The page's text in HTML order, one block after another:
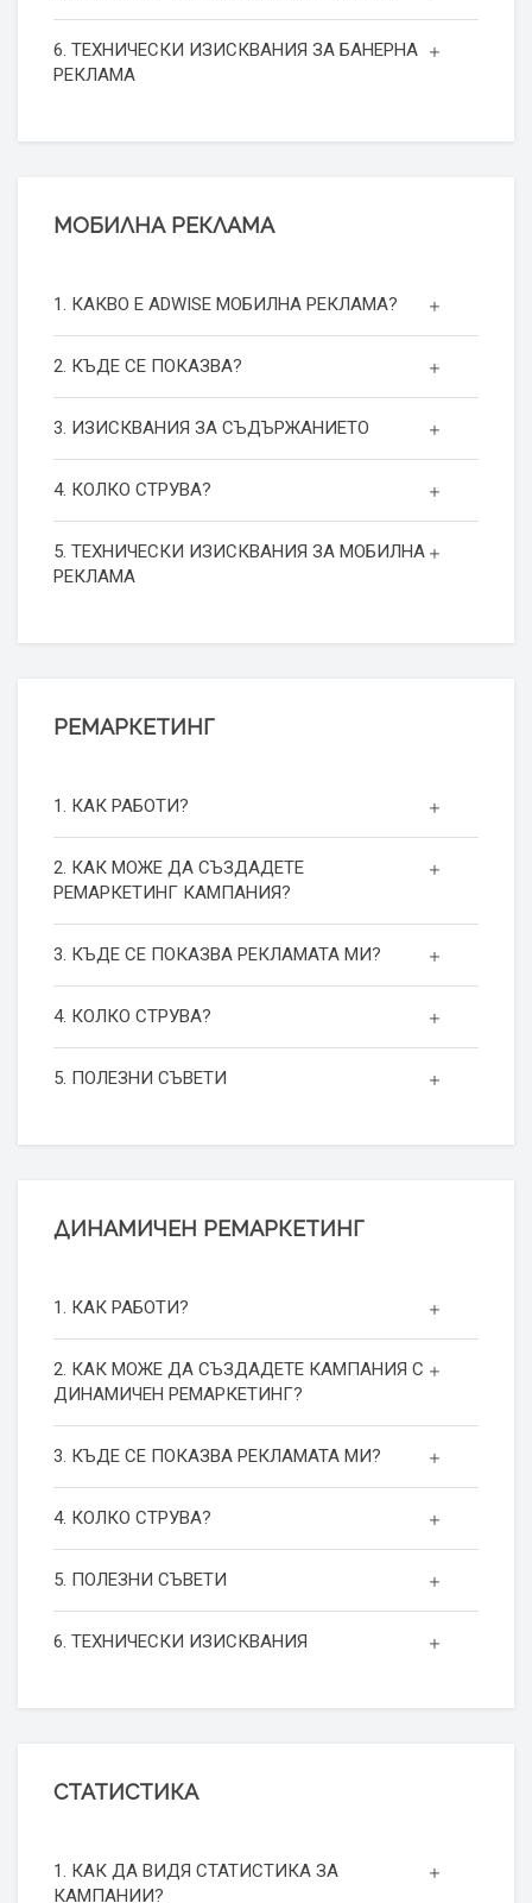
6. ТЕХНИЧЕСКИ ИЗИСКВАНИЯ ЗА БАНЕРНА
РЕКЛАМА
МОБИЛНА РЕКЛАМА
1. КАКВО Е ADWISE МОБИЛНА РЕКЛАМА?
2. КЪДЕ СЕ ПОКАЗВА?
3. ИЗИСКВАНИЯ ЗА СЪДЪРЖАНИЕТО
4. КОЛКО СТРУВА?
5. ТЕХНИЧЕСКИ ИЗИСКВАНИЯ ЗА МОБИЛНА
РЕКЛАМА
РЕМАРКЕТИНГ
1. КАК РАБОТИ?
2. КАК МОЖЕ ДА СЪЗДАДЕТЕ
РЕМАРКЕТИНГ КАМПАНИЯ?
3. КЪДЕ СЕ ПОКАЗВА РЕКЛАМАТА МИ?
4. КОЛКО СТРУВА?
5. ПОЛЕЗНИ СЪВЕТИ
ДИНАМИЧЕН РЕМАРКЕТИНГ
1. КАК РАБОТИ?
2. КАК МОЖЕ ДА СЪЗДАДЕТЕ КАМПАНИЯ С
ДИНАМИЧЕН РЕМАРКЕТИНГ?
3. КЪДЕ СЕ ПОКАЗВА РЕКЛАМАТА МИ?
4. КОЛКО СТРУВА?
5. ПОЛЕЗНИ СЪВЕТИ
6. ТЕХНИЧЕСКИ ИЗИСКВАНИЯ
СТАТИСТИКА
1. КАК ДА ВИДЯ СТАТИСТИКА ЗА
КАМПАНИИ?